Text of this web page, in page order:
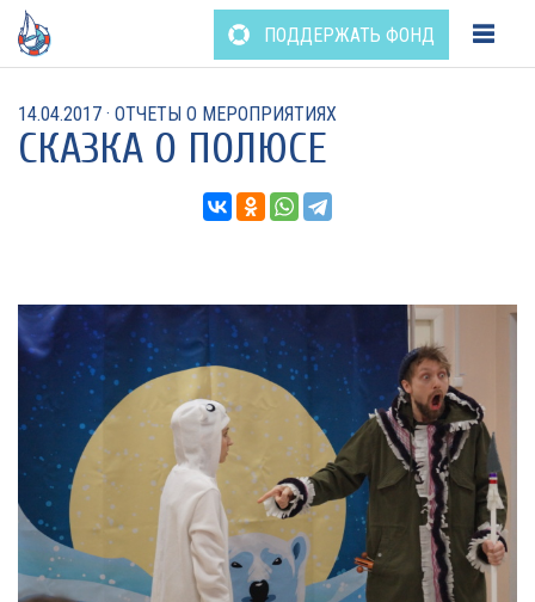
Перейти
содержанию
ПОДДЕРЖАТЬ ФОНД
14.04.2017 · ОТЧЕТЫ О МЕРОПРИЯТИЯХ
СКАЗКА О ПОЛЮСЕ